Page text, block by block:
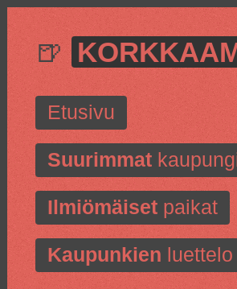
🍺
Etusivu
Suurimmat
Ilmiömäisetpaikat
Kaupunkien luettelo